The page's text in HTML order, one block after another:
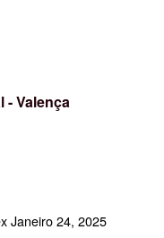
- Valença
Janeiro 24, 2025